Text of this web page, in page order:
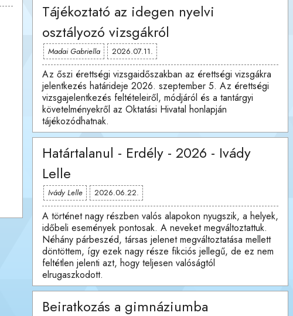
Tájékoztató az idegen nyelvi
osztályozó vizsgákról
Madai Gabriella 2026.07.11.
Az őszi érettségi vizsgaidőszakban az érettségi vizsgákra
jelentkezés határideje 2026. szeptember 5. Az érettségi
vizsgajelentkezés feltételeiről, módjáról és a tantárgyi
követelményekről az Oktatási Hivatal honlapján
tájékozódhatnak.
Határtalanul - Erdély - 2026 - Ivády
Lelle
Ivády Lelle 2026.06.22.
A történet nagy részben valós alapokon nyugszik, a helyek,
időbeli események pontosak. A neveket megváltoztattuk.
Néhány párbeszéd, társas jelenet megváltoztatása mellett
döntöttem, így ezek nagy része fikciós jellegű, de ez nem
feltétlen jelenti azt, hogy teljesen valóságtól
elrugaszkodott.
Beiratkozás a gimnáziumba